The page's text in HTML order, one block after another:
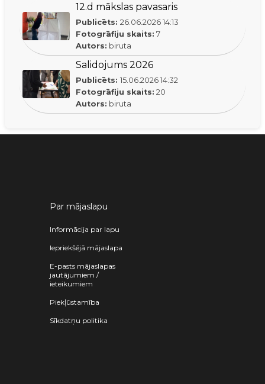
12.d mākslas pavasaris
Publicēts: 26.06.2026 14:13
Fotogrāfiju skaits: 7
Autors: biruta
Salidojums 2026
Publicēts: 15.06.2026 14:32
Fotogrāfiju skaits: 20
Autors: biruta
Par mājaslapu
Informācija par lapu
Iepriekšējā mājaslapa
E-pasts mājaslapas
jautājumiem /
ieteikumiem
Piekļūstamība
Sīkdatņu politika